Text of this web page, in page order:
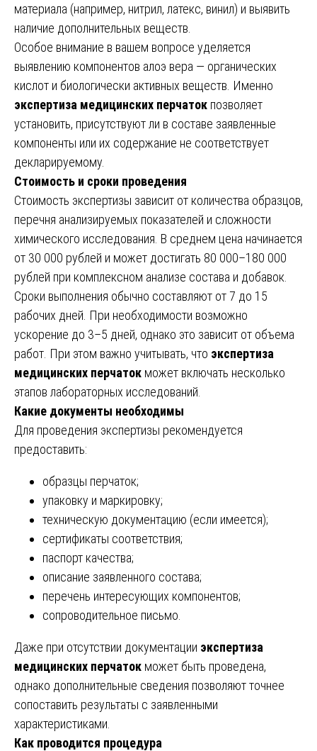
материала (например, нитрил, латекс, винил) и выявить
наличие дополнительных веществ.
Особое внимание в вашем вопросе уделяется
выявлению компонентов алоэ вера — органических
кислот и биологически активных веществ. Именно
экспертиза медицинских перчаток позволяет
установить, присутствуют ли в составе заявленные
компоненты или их содержание не соответствует
декларируемому.
Стоимость и сроки проведения
Стоимость экспертизы зависит от количества образцов,
перечня анализируемых показателей и сложности
химического исследования. В среднем цена начинается
от 30 000 рублей и может достигать 80 000–180 000
рублей при комплексном анализе состава и добавок.
Сроки выполнения обычно составляют от 7 до 15
рабочих дней. При необходимости возможно
ускорение до 3–5 дней, однако это зависит от объема
работ. При этом важно учитывать, что экспертиза
медицинских перчаток может включать несколько
этапов лабораторных исследований.
Какие документы необходимы
Для проведения экспертизы рекомендуется
предоставить:
образцы перчаток;
упаковку и маркировку;
техническую документацию (если имеется);
сертификаты соответствия;
паспорт качества;
описание заявленного состава;
перечень интересующих компонентов;
сопроводительное письмо.
Даже при отсутствии документации экспертиза
медицинских перчаток может быть проведена,
однако дополнительные сведения позволяют точнее
сопоставить результаты с заявленными
характеристиками.
Как проводится процедура